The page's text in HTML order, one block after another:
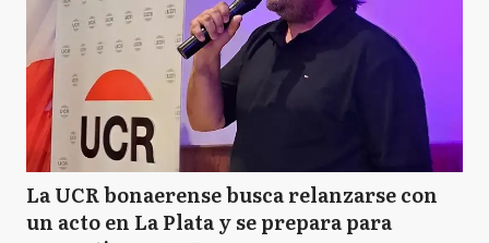
La UCR bonaerense busca relanzarse con
un acto en La Plata y se prepara para